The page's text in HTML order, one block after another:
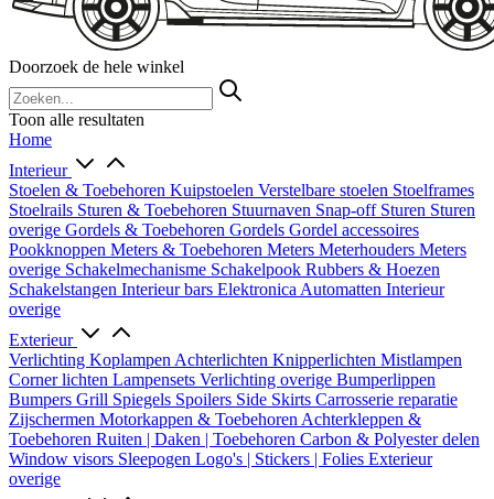
Doorzoek de hele winkel
Toon alle resultaten
Home
Interieur
Stoelen & Toebehoren Kuipstoelen Verstelbare stoelen Stoelframes
Stoelrails Sturen & Toebehoren Stuurnaven Snap-off Sturen Sturen
overige Gordels & Toebehoren Gordels Gordel accessoires
Pookknoppen Meters & Toebehoren Meters Meterhouders Meters
overige Schakelmechanisme Schakelpook Rubbers & Hoezen
Schakelstangen Interieur bars Elektronica Automatten Interieur
overige
Exterieur
Verlichting Koplampen Achterlichten Knipperlichten Mistlampen
Corner lichten Lampensets Verlichting overige Bumperlippen
Bumpers Grill Spiegels Spoilers Side Skirts Carrosserie reparatie
Zijschermen Motorkappen & Toebehoren Achterkleppen &
Toebehoren Ruiten | Daken | Toebehoren Carbon & Polyester delen
Window visors Sleepogen Logo's | Stickers | Folies Exterieur
overige